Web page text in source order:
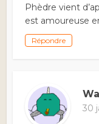
Phèdre vient
est amoureuse
Répondre
30